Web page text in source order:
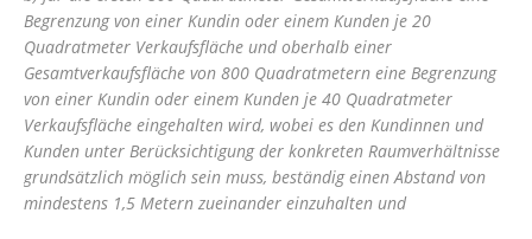
Begrenzung von einer Kundin oder einem Kunden je 20
Quadratmeter Verkaufsfläche und oberhalb einer
Gesamtverkaufsfläche von 800 Quadratmetern eine Begrenzung
von einer Kundin oder einem Kunden je 40 Quadratmeter
Verkaufsfläche eingehalten wird, wobei es den Kundinnen und
Kunden unter Berücksichtigung der konkreten Raumverhältnisse
grundsätzlich möglich sein muss, beständig einen Abstand von
mindestens 1,5 Metern zueinander einzuhalten und